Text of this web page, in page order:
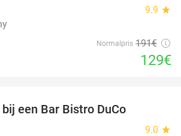
9.9 star
Normalpris 191€
129€
een Bar Bistro DuCo
9.0 star